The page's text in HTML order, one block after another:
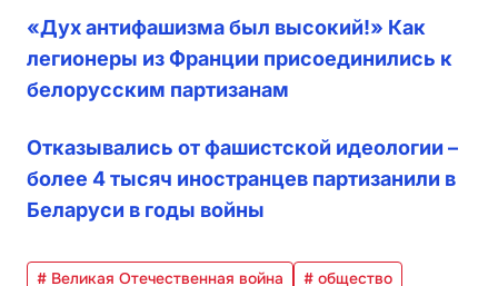
«Дух антифашизма был высокий!» Как
легионеры из Франции присоединились к
белорусским партизанам
Отказывались от фашистской идеологии –
более 4 тысяч иностранцев партизанили в
Беларуси в годы войны
# Великая Отечественная война
# общество